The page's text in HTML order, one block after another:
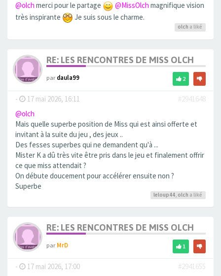
@olch merci pour le partage @MissOlch magnifique vision
très inspirante
Je suis sous le charme.
olch a liké
RE: LES RENCONTRES DE MISS OLCH
pardaula99 2
- 17 mai 2026, 16:11
#2941648
@olch
Mais quelle superbe position de Miss qui est ainsi offerte et
invitant à la suite du jeu , des jeux ..
Des fesses superbes qui ne demandent qu'à ...
Mister K a dû très vite être pris dans le jeu et finalement offrir
ce que miss attendait ?
On débute doucement pour accélérer ensuite non ?
Superbe
leloup44, olch a liké
RE: LES RENCONTRES DE MISS OLCH
parMrD 1
- 17 mai 2026, 17:00
#2941655